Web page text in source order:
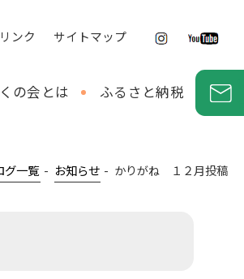
リンク サイトマップ
の会とは ふるさと納税
グ一覧 - お知らせ - かりがね １２月投稿